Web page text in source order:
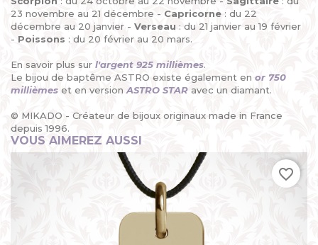
23 novembre au 21 décembre - Capricorne : du 22
décembre au 20 janvier - Verseau : du 21 janvier au 19 février
- Poissons : du 20 février au 20 mars.
En savoir plus sur l'argent 925 millièmes.
Le bijou de baptême ASTRO existe également en or 750
millièmes et en version ASTRO STAR avec un diamant.
© MIKADO - Créateur de bijoux originaux made in France
depuis 1996.
VOUS AIMEREZ AUSSI
favorite_border